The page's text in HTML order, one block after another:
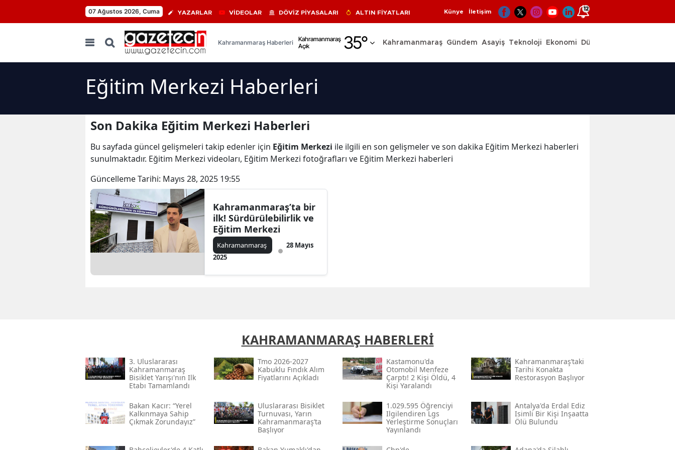
07 Ağustos 2026, Cuma YAZARLAR VİDEOLAR DÖVİZ PİYASALARI ALTIN FİYATLARI Künye İletişim 12
Kahramanmaraş Haberleri
Kahramanmaraş
Açık
35°
Adıyaman
Ağrı
Amasya
Ankara
Antalya
Balıkesir
Bitlis
Bursa
Çanakkale
Çankırı
Çorum
Denizli
Kahramanmaraş Gündem Asayiş Teknoloji Ekonomi Dünya
Eğitim Merkezi Haberleri
Son Dakika Eğitim Merkezi Haberleri
Bu sayfada güncel gelişmeleri takip edenler için Eğitim Merkezi ile ilgili en son gelişmeler ve son dakika Eğitim Merkezi haberleri
sunulmaktadır. Eğitim Merkezi videoları, Eğitim Merkezi fotoğrafları ve Eğitim Merkezi haberleri
Güncelleme Tarihi: Mayıs 28, 2025 19:55
Kahramanmaraş’ta bir
ilk! Sürdürülebilirlik ve
Eğitim Merkezi
Kahramanmaraş
28 Mayıs
2025
KAHRAMANMARAŞ HABERLERİ
3. Uluslararası
Kahramanmaraş
Bisiklet Yarışı'nın Ilk
Etabı Tamamlandı
Tmo 2026-2027
Kabuklu Fındık Alım
Fiyatlarını Açıkladı
Kastamonu'da
Otomobil Menfeze
Çarptı! 2 Kişi Öldü, 4
Kişi Yaralandı
Kahramanmaraş’taki
Tarihi Konakta
Restorasyon Başlıyor
Bakan Kacır: “yerel
Kalkınmaya Sahip
Çıkmak Zorundayız”
Uluslararası Bisiklet
Turnuvası, Yarın
Kahramanmaraş’ta
Başlıyor
1.029.595 Öğrenciyi
Ilgilendiren Lgs
Yerleştirme Sonuçları
Yayınlandı
Antalya'da Erdal Ediz
Isimli Bir Kişi Inşaatta
Ölü Bulundu